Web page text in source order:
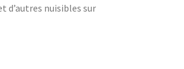
d’autres nuisibles sur